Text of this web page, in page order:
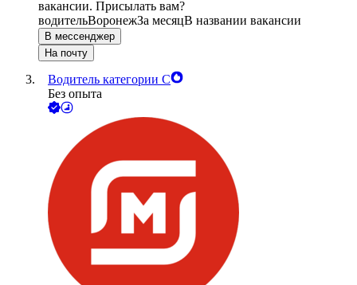
вакансии. Присылать вам?
водительВоронежЗа месяцВ названии вакансии
В мессенджер
На почту
Водитель категории С
Без опыта